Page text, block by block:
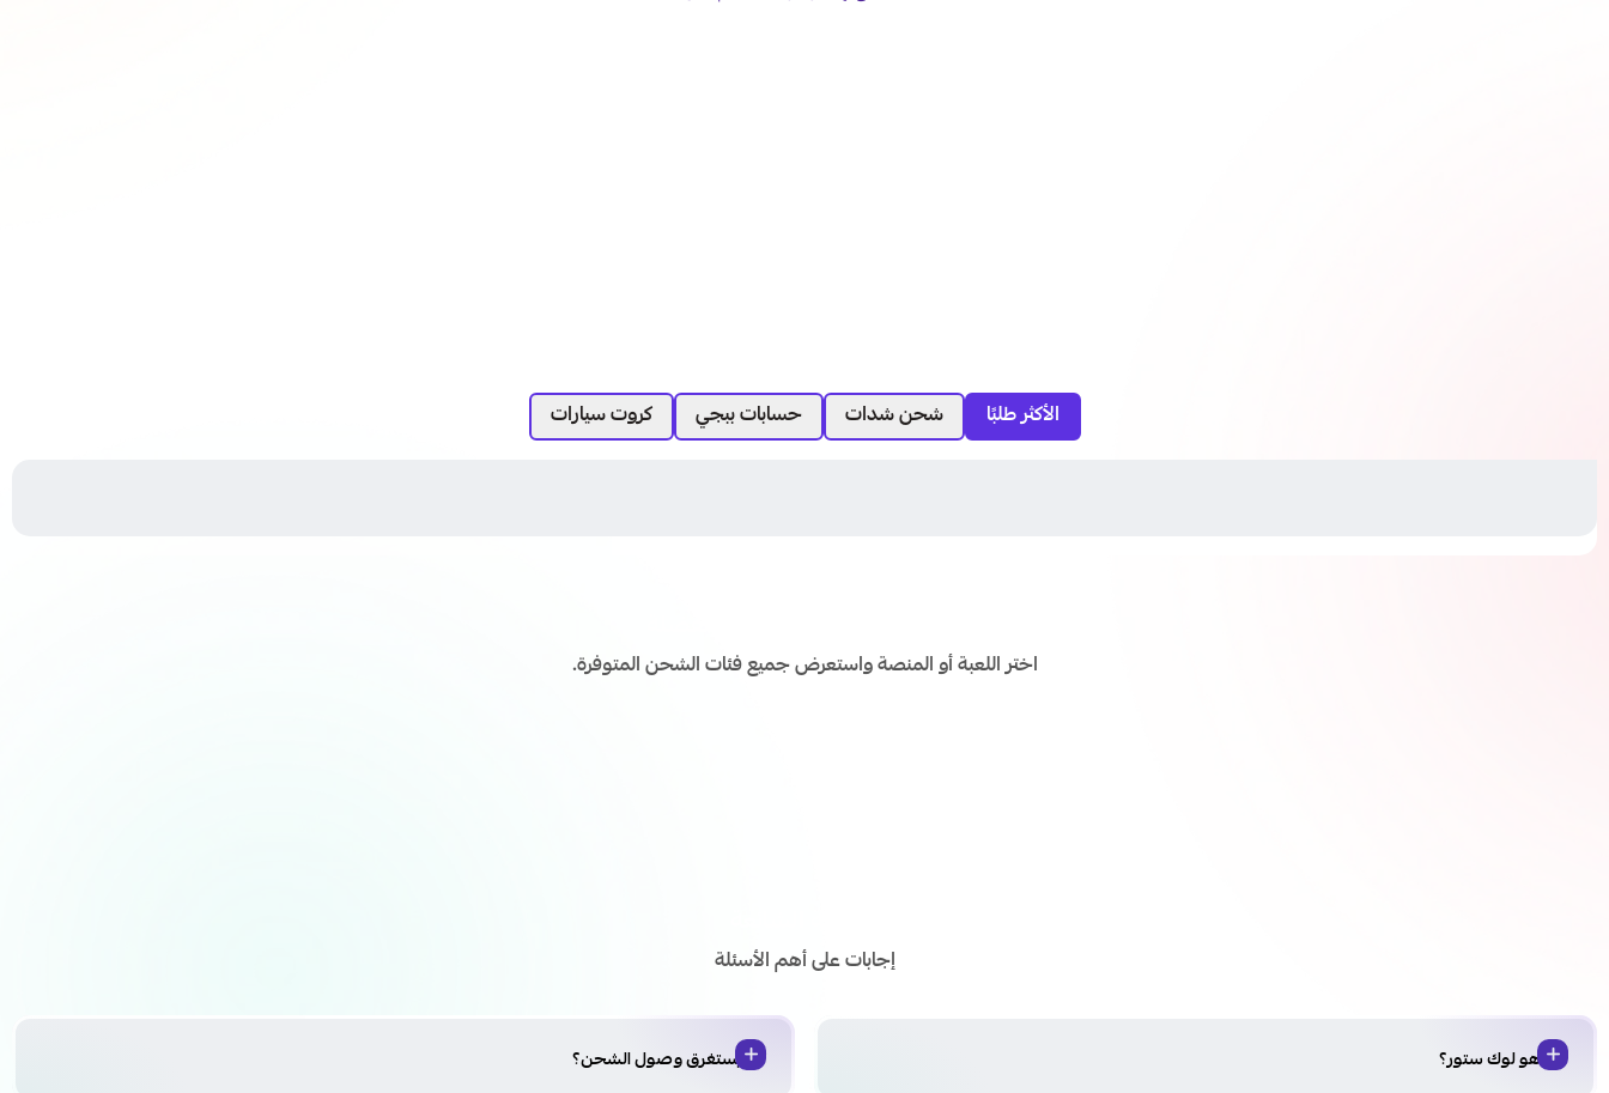
الأكثر طلبًا شحن شدات حسابات ببجي كروت سيارات
اختر اللعبة أو المنصة واستعرض جميع فئات الشحن المتوفرة.
إجابات على أهم الأسئلة
من هو لوك ستور؟ كم يستغرق وصول الشحن؟